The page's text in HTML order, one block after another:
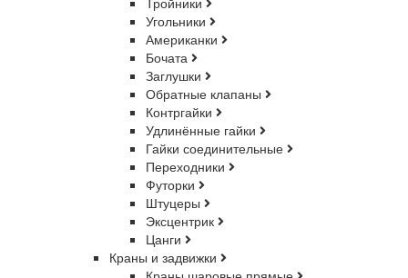
Угольники
Американки
Бочата
Заглушки
Обратные клапаны
Контргайки
Удлинённые гайки
Гайки соединительные
Переходники
Футорки
Штуцеры
Эксцентрик
Цанги
Краны и задвижки